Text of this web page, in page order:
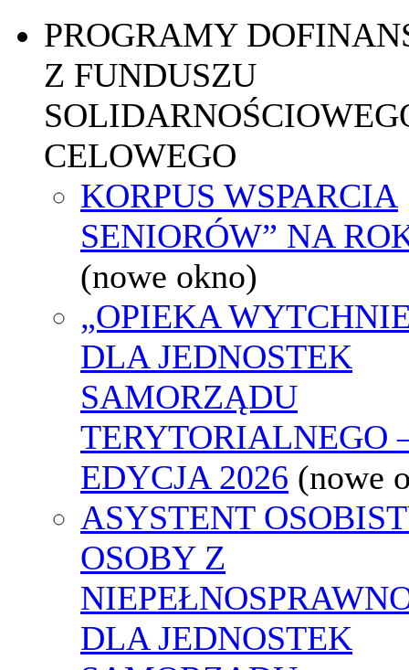
PROGRAMY
Z FUNDUSZU
CELOWEGO
KORPUS WSPARCIA
SENIORÓW” NA
(nowe okno)
„OPIEKA
DLA JEDNOSTEK
SAMORZĄDU
TERYTORIALNEGO
EDYCJA 2026 (nowe
ASYSTENT
OSOBY Z
DLA JEDNOSTEK